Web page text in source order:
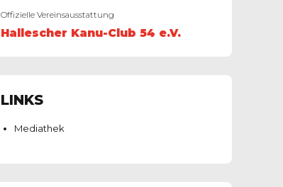
Offizielle Vereinsausstattung
Hallescher Kanu-Club 54 e.V.
LINKS
Mediathek